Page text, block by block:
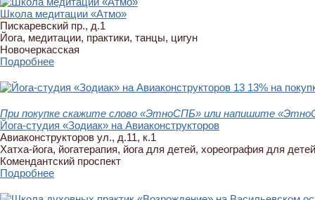
Школа медитации «Атмо»
Пискаревский пр., д.1
Йога, медитации, практики, танцы, цигун
Новочеркасская
Подробнее
13 13% на
При покупке скажите слово «ЭтноСПБ» или напишите
Йога-студия «Зодиак» на Авиаконструкторов
Авиаконструкторов ул., д.11, к.1
Хатха-йога, йогатерапия, йога для детей, хореография для
Комендантский проспект
Подробнее